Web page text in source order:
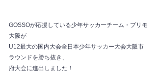
GOSSOが応援している少年サッカーチーム・プリモ
大阪が
U12最大の国内大会全日本少年サッカー大会大阪市
ラウンドを勝ち抜き、
府大会に進出しました！